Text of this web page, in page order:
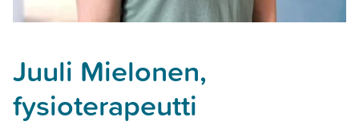
Juuli Mielonen,
fysioterapeutti